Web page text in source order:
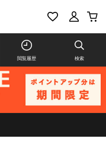
閲覧履歴 検索